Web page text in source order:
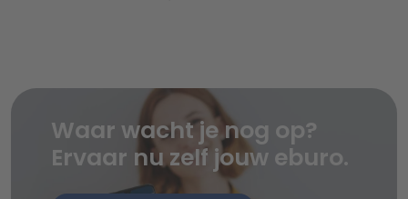
Waar wacht je nog op?
Ervaar nu zelf jouw eburo.